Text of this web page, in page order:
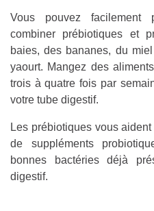
Vous pouvez facilement
combiner prébiotiques et
baies, des bananes, du
yaourt. Mangez des
trois à quatre fois par
votre tube digestif.
Les prébiotiques vous
de suppléments
bonnes bactéries déjà
digestif.